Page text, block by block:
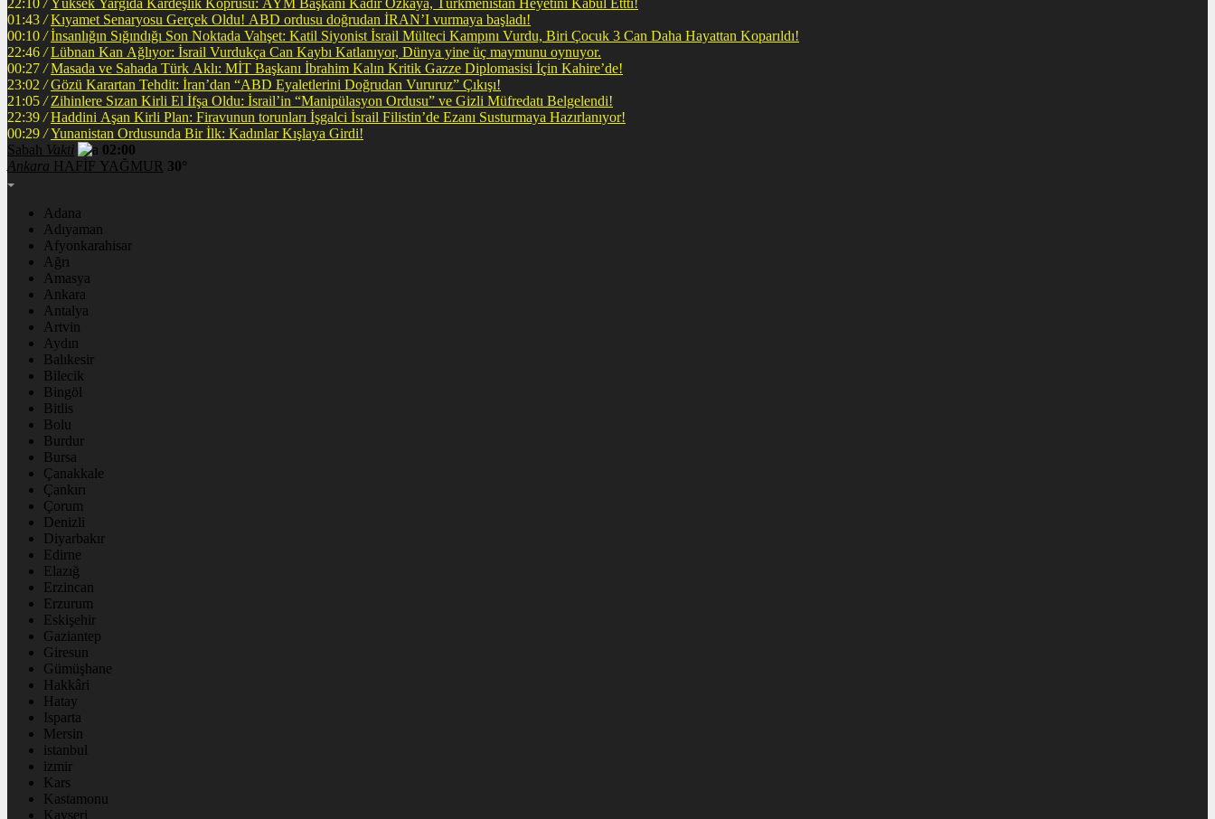
22:10 / Yüksek Yargıda Kardeşlik Köprüsü: AYM Başkanı Kadir Özkaya, Türkmenistan Heyetini Kabul Ettti!
01:43 /
Kıyamet Senaryosu Gerçek Oldu! ABD ordusu doğrudan İRAN’I vurmaya başladı!
00:10 / İnsanlığın Sığındığı Son Noktada Vahşet: Katil Siyonist İsrail Mülteci Kampını Vurdu, Biri Çocuk 3 Can Daha Hayattan Koparıldı!
22:46 / Lübnan Kan Ağlıyor: İsrail Vurdukça Can Kaybı Katlanıyor, Dünya yine üç maymunu oynuyor.
00:27 / Masada ve Sahada Türk Aklı: MİT Başkanı İbrahim Kalın Kritik Gazze Diplomasisi İçin Kahire’de!
23:02 / Gözü Karartan Tehdit: İran’dan “ABD Eyaletlerini Doğrudan Vururuz” Çıkışı!
21:05 / Zihinlere Sızan Kirli El İfşa Oldu: İsrail’in “Manipülasyon Ordusu” ve Gizli Müfredatı Belgelendi!
22:39 /
Haddini Aşan Kirli Plan: Firavunun torunları İşgalci İsrail Filistin’de Ezanı Susturmaya Hazırlanıyor!
00:29 / Yunanistan Ordusunda Bir İlk: Kadınlar Kışlaya Girdi!
Sabah Vakti
02:00
Ankara HAFİF YAĞMUR 30°
Adana
Adıyaman
Afyonkarahisar
Ağrı
Amasya
Ankara
Antalya
Artvin
Aydın
Balıkesir
Bilecik
Bingöl
Bitlis
Bolu
Burdur
Bursa
Çanakkale
Çankırı
Çorum
Denizli
Diyarbakır
Edirne
Elazığ
Erzincan
Erzurum
Eskişehir
Gaziantep
Giresun
Gümüşhane
Hakkâri
Hatay
Isparta
Mersin
istanbul
izmir
Kars
Kastamonu
Kayseri